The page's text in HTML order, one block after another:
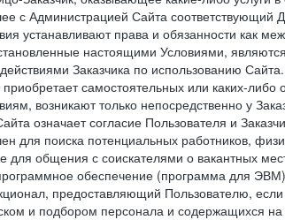
с Администрацией Сайта соответствующий
устанавливают права и обязанности как
настоящими Условиями,
Заказчика по использованию
приобретает самостоятельных или каких-
возникают только непосредственно у
означает согласие Пользователя и
для поиска потенциальных работников,
для общения с соискателями о вакантных
обеспечение (программа для
предоставляющий Пользователю, если
и подбором персонала и содержащихся